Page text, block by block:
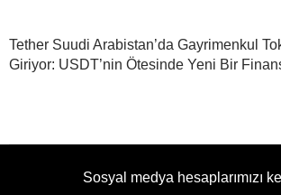
Tether Suudi Arabistan’da Gayrimenkul
Giriyor: USDT’nin Ötesinde Yeni Bir
Sosyal medya hesaplarımızı